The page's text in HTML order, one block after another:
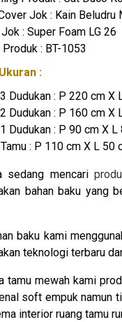
Jok : Kain Beludru
Jok : Super Foam LG 26
Produk : BT-1053
:
Dudukan : P 220 cm X
Dudukan : P 160 cm X
Dudukan : P 90 cm X
: P 110 cm X L 50
sedang mencari
bahan baku yang
baku kami
teknologi terbaru
tamu mewah kami
soft empuk namun
interior ruang tamu